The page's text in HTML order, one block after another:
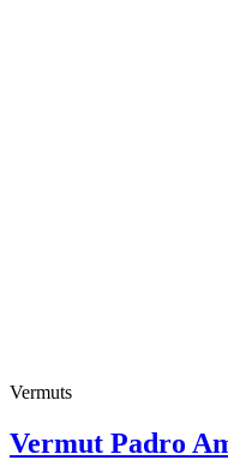
Vermuts
Vermut Padro